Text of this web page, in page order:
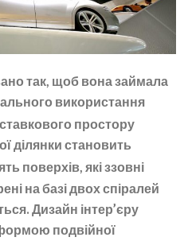
так, щоб вона займала
використання
простору
ділянки становить
поверхів, які ззовні
на базі двох спіралей
Дизайн інтер’єру
подвійної